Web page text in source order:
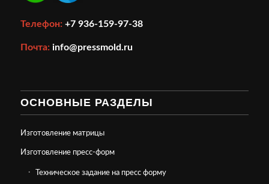
Телефон: +7 936-159-97-38
Почта: info@pressmold.ru
ОСНОВНЫЕ РАЗДЕЛЫ
Изготовление матрицы
Изготовление пресс-форм
Техническое задание на пресс форму